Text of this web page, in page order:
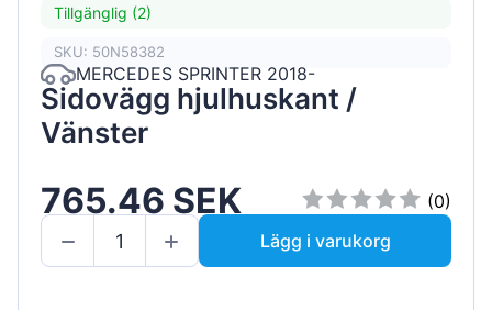
Tillgänglig (2)
SKU: 50N58382
MERCEDES SPRINTER 2018-
Sidovägg hjulhuskant /
Vänster
765.46 SEK
(0)
Lägg i varukorg